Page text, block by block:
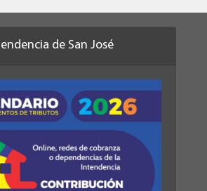
de San José